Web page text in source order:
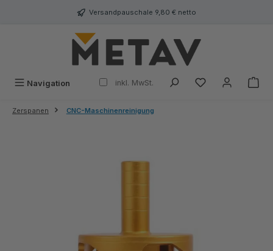
Versandpauschale 9,80 € netto
Navigation inkl. MwSt.
Zerspanen CNC-Maschinenreinigung